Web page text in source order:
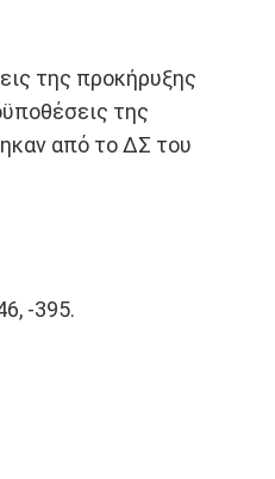
της προκήρυξης
της
από το ΔΣ του
-395.